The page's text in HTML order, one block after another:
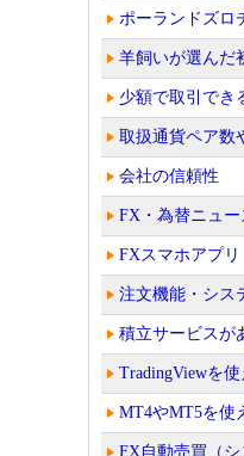
ポーランドズロ
羊飼いが選んだ
少額で取引でき
取扱通貨ペア数
会社の信頼性
FX・為替ニュー
FXスマホアプリ
注文機能・シス
積立サービスが
TradingViewを
MT4やMT5を使
FX自動売買（